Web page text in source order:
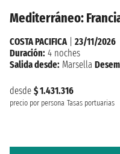
Mediterráneo:
desde $ 1.431.316
precio por persona Tasas portuarias
COSTA PACIFICA
23/11/2026
Duración: 4 noches
Salida desde: Marsella